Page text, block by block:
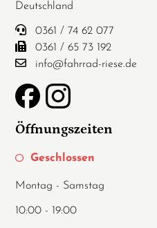
Deutschland
0361 / 74 62 077
0361 / 65 73 192
info@fahrrad-riese.de
Öffnungszeiten
Geschlossen
Montag - Samstag
10:00 - 19:00